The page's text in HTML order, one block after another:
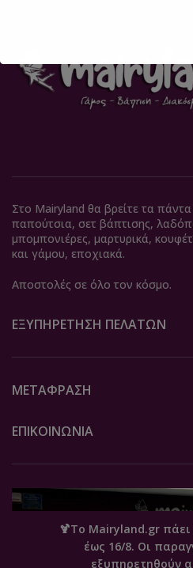
🍹Το Mairyland.gr
έως 16/8. Οι
εξυπηρετηθούν
Στο Mairyland θα βρείτε τα
παπούτσια, σετ βάπτισης,
μπομπονιέρες, μαρτυρικά,
και γάμου, εποχιακά.
Αποστολές σε όλο τον κόσμο.
ΕΞΥΠΗΡΈΤΗΣΗ ΠΕΛΑΤΏΝ
ΜΕΤΆΦΡΑΣΗ
ΕΠΙΚΟΙΝΩΝΙΑ
0